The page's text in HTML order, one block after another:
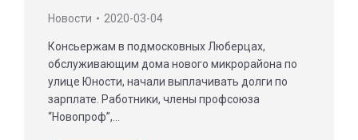
Новости 2020-03-04
Консьержам в подмосковных Люберцах,
обслуживающим дома нового микрорайона по
улице Юности, начали выплачивать долги по
зарплате. Работники, члены профсоюза
“Новопроф”,…